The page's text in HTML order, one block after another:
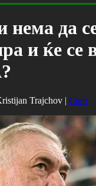
нема да
и ќе се
Trajchov | Свет